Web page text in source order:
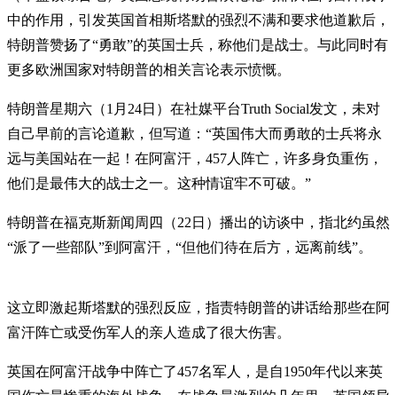
中的作用，引发英国首相斯塔默的强烈不满和要求他道歉后，
特朗普赞扬了“勇敢”的英国士兵，称他们是战士。与此同时有
更多欧洲国家对特朗普的相关言论表示愤慨。
特朗普星期六（1月24日）在社媒平台Truth Social发文，未对
自己早前的言论道歉，但写道：“英国伟大而勇敢的士兵将永
远与美国站在一起！在阿富汗，457人阵亡，许多身负重伤，
他们是最伟大的战士之一。这种情谊牢不可破。”
特朗普在福克斯新闻周四（22日）播出的访谈中，指北约虽然
“派了一些部队”到阿富汗，“但他们待在后方，远离前线”。
这立即激起斯塔默的强烈反应，指责特朗普的讲话给那些在阿
富汗阵亡或受伤军人的亲人造成了很大伤害。
英国在阿富汗战争中阵亡了457名军人，是自1950年代以来英